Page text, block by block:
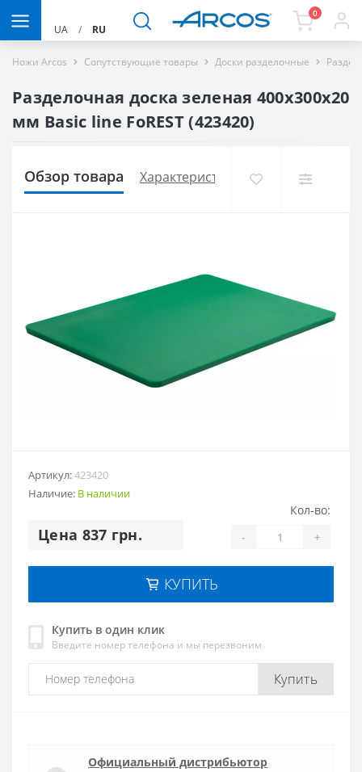
UA / RU
0
Ножи Arcos Сопутствующие товары Доски разделочные
Разделочная доска зеленая 400х300х20
мм Basic line FoREST (423420)
Обзор товара Характеристики Доставка и
Артикул:423420
Наличие: В наличии
Цена 837 грн.
Кол-во:
- +
КУПИТЬ
Купить в один клик
Введите номер телефона и мы перезвоним
Купить
Официальный дистрибьютор